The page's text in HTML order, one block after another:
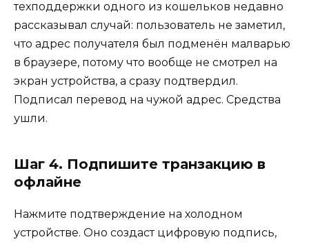
техподдержки одного из кошельков недавно
рассказывал случай: пользователь не заметил,
что адрес получателя был подменён малварью
в браузере, потому что вообще не смотрел на
экран устройства, а сразу подтвердил.
Подписал перевод на чужой адрес. Средства
ушли.
Шаг 4. Подпишите транзакцию в
офлайне
Нажмите подтверждение на холодном
устройстве. Оно создаст цифровую подпись,